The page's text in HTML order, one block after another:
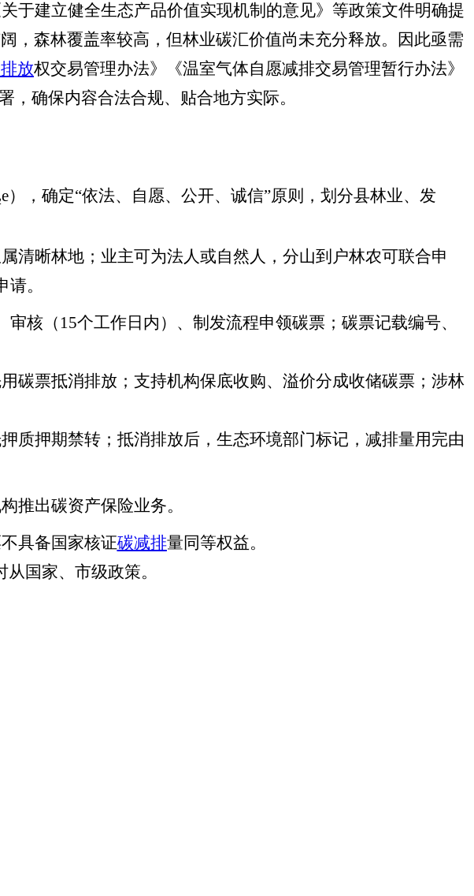
于建立健全生态产品价值实现机制的意见》等政策文件明确提
，森林覆盖率较高，但林业碳汇价值尚未充分释放。因此亟需
放权交易管理办法》《温室气体自愿减排交易管理暂行办法》
确保内容合法合规、贴合地方实际。
），确定“依法、自愿、公开、诚信”原则，划分县林业、发
清晰林地；业主可为法人或自然人，分山到户林农可联合申
。
审核（ 15个工作日内）、制发流程申领碳票；碳票记载编号、
碳票抵消排放；支持机构保底收购、溢价分成收储碳票；涉林
质押期禁转；抵消排放后，生态环境部门标记，减排量用完由
推出碳资产保险业务。
具备国家核证碳减排量同等权益。
从国家、市级政策。